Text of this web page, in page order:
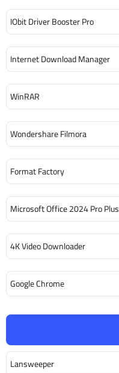
Lansweeper
IObit Driver Booster Pro
Internet Download Manager
WinRAR
Wondershare Filmora
Format Factory
Microsoft Office 2024 Pro Plus
4K Video Downloader
Google Chrome